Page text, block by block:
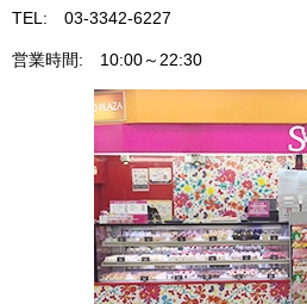
TEL: 03-3342-6227
営業時間: 10:00～22:30